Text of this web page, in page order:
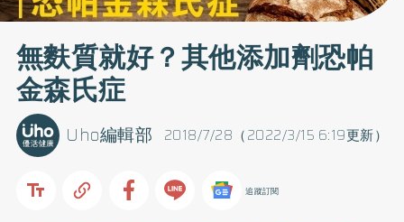
無麩質就好？其他添加劑恐帕
金森氏症
2018/7/28（2022/3/15 6:19更新）
Uho編輯部
追蹤訂閱